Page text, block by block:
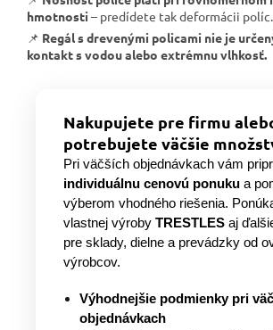
hmotnosti – predídete tak deformácii políc.
📌 Regál s drevenými policami nie je
kontakt s vodou alebo extrémnu vlhkosť.
Nakupujete pre firmu
potrebujete väčšie
Pri väčších objednávkach vám
individuálnu cenovú ponuku a
výberom vhodného riešenia.
vlastnej výroby TRESTLES aj
pre sklady, dielne a prevádzky od
výrobcov.
Výhodnejšie podmienky pri
objednávkach